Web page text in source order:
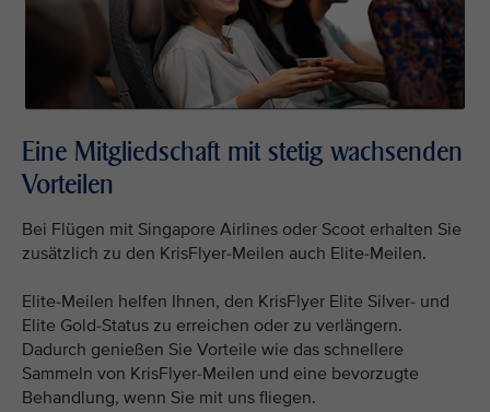
Eine Mitgliedschaft mit stetig wachsenden
Vorteilen
Bei Flügen mit Singapore Airlines oder Scoot erhalten Sie
zusätzlich zu den KrisFlyer-Meilen auch Elite-Meilen.
Elite-Meilen helfen Ihnen, den KrisFlyer Elite Silver- und
Elite Gold-Status zu erreichen oder zu verlängern.
Dadurch genießen Sie Vorteile wie das schnellere
Sammeln von KrisFlyer-Meilen und eine bevorzugte
Behandlung, wenn Sie mit uns fliegen.